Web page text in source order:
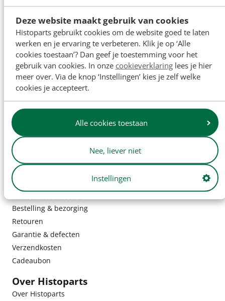
Deze website maakt gebruik van cookies
Histoparts gebruikt cookies om de website goed te laten
werken en je ervaring te verbeteren. Klik je op ‘Alle
cookies toestaan’? Dan geef je toestemming voor het
gebruik van cookies. In onze cookieverklaringlees je hier
meer over. Via de knop ‘Instellingen’ kies je zelf welke
cookies je accepteert.
Alle cookies toestaan
Nee, liever niet
Instellingen
Klantenservice
Bestelling & bezorging
Retouren
Garantie & defecten
Verzendkosten
Cadeaubon
Over Histoparts
Over Histoparts